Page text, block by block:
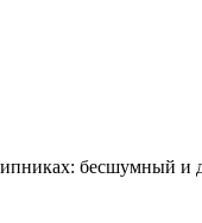
бесшумный и